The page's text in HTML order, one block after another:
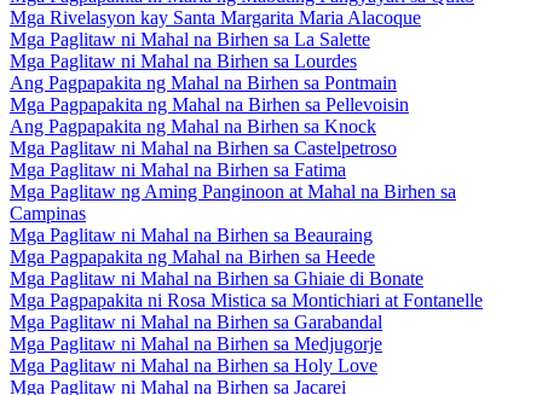
Mga Rivelasyon kay Santa Margarita Maria Alacoque
Mga Paglitaw ni Mahal na Birhen sa La Salette
Mga Paglitaw ni Mahal na Birhen sa Lourdes
Ang Pagpapakita ng Mahal na Birhen sa Pontmain
Mga Pagpapakita ng Mahal na Birhen sa Pellevoisin
Ang Pagpapakita ng Mahal na Birhen sa Knock
Mga Paglitaw ni Mahal na Birhen sa Castelpetroso
Mga Paglitaw ni Mahal na Birhen sa Fatima
Mga Paglitaw ng Aming Panginoon at Mahal na Birhen sa
Campinas
Mga Paglitaw ni Mahal na Birhen sa Beauraing
Mga Pagpapakita ng Mahal na Birhen sa Heede
Mga Paglitaw ni Mahal na Birhen sa Ghiaie di Bonate
Mga Pagpapakita ni Rosa Mistica sa Montichiari at Fontanelle
Mga Paglitaw ni Mahal na Birhen sa Garabandal
Mga Paglitaw ni Mahal na Birhen sa Medjugorje
Mga Paglitaw ni Mahal na Birhen sa Holy Love
Mga Paglitaw ni Mahal na Birhen sa Jacarei